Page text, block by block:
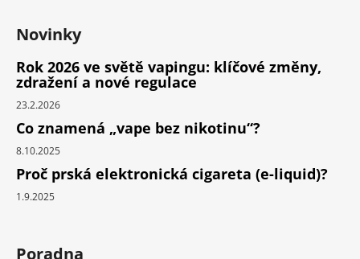
Novinky
Rok 2026 ve světě vapingu: klíčové změny,
zdražení a nové regulace
23.2.2026
Co znamená „vape bez nikotinu“?
8.10.2025
Proč prská elektronická cigareta (e-liquid)?
1.9.2025
Poradna